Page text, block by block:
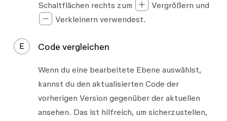
Schaltflächen rechts zum
Vergrößern und
Verkleinern verwendest.
E Code vergleichen
Wenn du eine bearbeitete Ebene auswählst,
kannst du den aktualisierten Code der
vorherigen Version gegenüber der aktuellen
ansehen. Das ist hilfreich, um sicherzustellen,